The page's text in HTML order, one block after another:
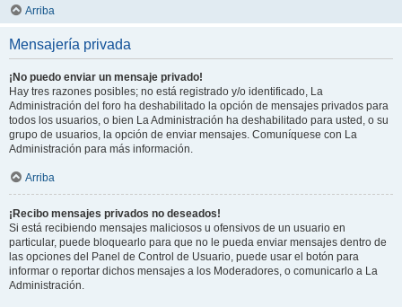
Arriba
Mensajería privada
¡No puedo enviar un mensaje privado!
Hay tres razones posibles; no está registrado y/o identificado, La
Administración del foro ha deshabilitado la opción de mensajes privados para
todos los usuarios, o bien La Administración ha deshabilitado para usted, o su
grupo de usuarios, la opción de enviar mensajes. Comuníquese con La
Administración para más información.
Arriba
¡Recibo mensajes privados no deseados!
Si está recibiendo mensajes maliciosos u ofensivos de un usuario en
particular, puede bloquearlo para que no le pueda enviar mensajes dentro de
las opciones del Panel de Control de Usuario, puede usar el botón para
informar o reportar dichos mensajes a los Moderadores, o comunicarlo a La
Administración.